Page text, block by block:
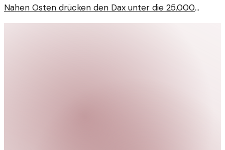
Nahen Osten drücken den Dax unter die 25.000
Punkte.